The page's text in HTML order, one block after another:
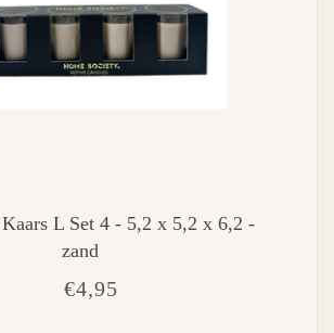
L Set 4 - 5,2 x 5,2 x 6,2 -
zand
€4,95